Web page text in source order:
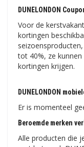
DUNELONDON
Voor de
kortingen
tot 40%, ze
kortingen krijgen.
DUNELONDON
Er is momenteel
Beroemde merken
Alle producten die